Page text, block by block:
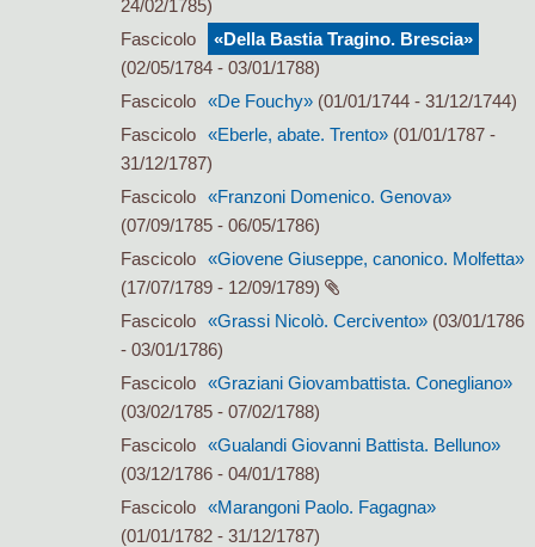
24/02/1785)
Fascicolo
«Della Bastia Tragino. Brescia»
(02/05/1784 - 03/01/1788)
Fascicolo «De Fouchy»(01/01/1744 - 31/12/1744)
Fascicolo «Eberle, abate. Trento»(01/01/1787 -
31/12/1787)
Fascicolo «Franzoni Domenico. Genova»
(07/09/1785 - 06/05/1786)
Fascicolo «Giovene Giuseppe, canonico. Molfetta»
(17/07/1789 - 12/09/1789)
Fascicolo «Grassi Nicolò. Cercivento»(03/01/1786
- 03/01/1786)
Fascicolo «Graziani Giovambattista. Conegliano»
(03/02/1785 - 07/02/1788)
Fascicolo «Gualandi Giovanni Battista. Belluno»
(03/12/1786 - 04/01/1788)
Fascicolo «Marangoni Paolo. Fagagna»
(01/01/1782 - 31/12/1787)